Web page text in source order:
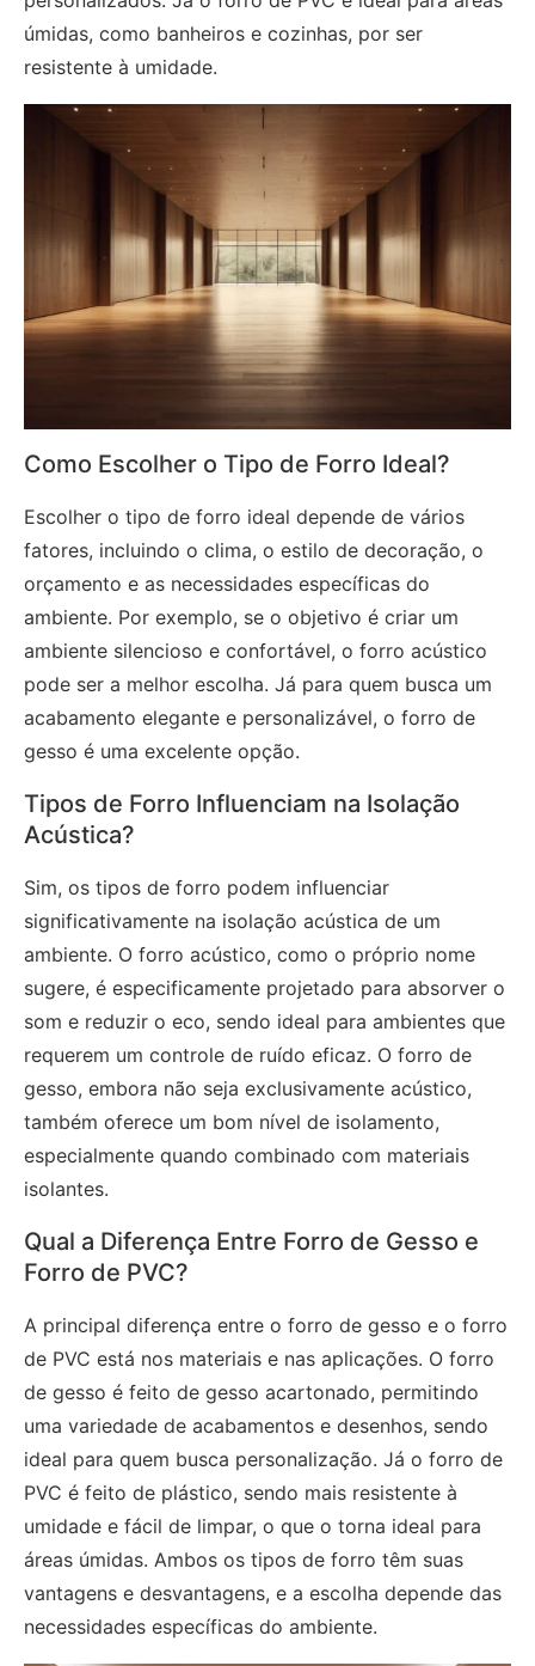
úmidas, como banheiros e cozinhas, por ser
resistente à umidade.
Como Escolher o Tipo de Forro Ideal?
Escolher o tipo de forro ideal depende de vários
fatores, incluindo o clima, o estilo de decoração, o
orçamento e as necessidades específicas do
ambiente. Por exemplo, se o objetivo é criar um
ambiente silencioso e confortável, o forro acústico
pode ser a melhor escolha. Já para quem busca um
acabamento elegante e personalizável, o forro de
gesso é uma excelente opção.
Tipos de Forro Influenciam na Isolação
Acústica?
Sim, os tipos de forro podem influenciar
significativamente na isolação acústica de um
ambiente. O forro acústico, como o próprio nome
sugere, é especificamente projetado para absorver o
som e reduzir o eco, sendo ideal para ambientes que
requerem um controle de ruído eficaz. O forro de
gesso, embora não seja exclusivamente acústico,
também oferece um bom nível de isolamento,
especialmente quando combinado com materiais
isolantes.
Qual a Diferença Entre Forro de Gesso e
Forro de PVC?
A principal diferença entre o forro de gesso e o forro
de PVC está nos materiais e nas aplicações. O forro
de gesso é feito de gesso acartonado, permitindo
uma variedade de acabamentos e desenhos, sendo
ideal para quem busca personalização. Já o forro de
PVC é feito de plástico, sendo mais resistente à
umidade e fácil de limpar, o que o torna ideal para
áreas úmidas. Ambos os tipos de forro têm suas
vantagens e desvantagens, e a escolha depende das
necessidades específicas do ambiente.